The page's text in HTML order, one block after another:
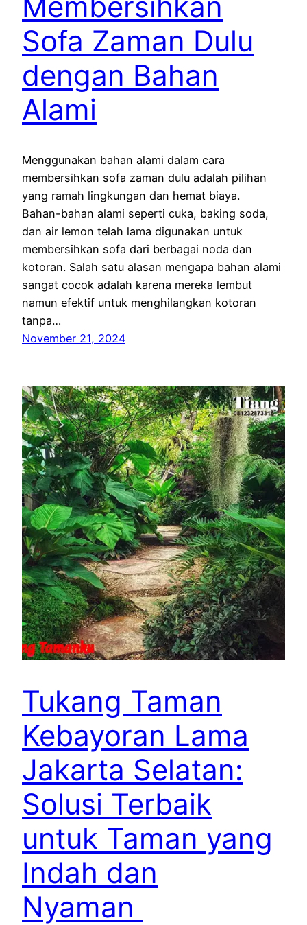
Sofa Zaman Dulu
dengan Bahan
Alami
Menggunakan bahan alami dalam cara
membersihkan sofa zaman dulu adalah pilihan
yang ramah lingkungan dan hemat biaya.
Bahan-bahan alami seperti cuka, baking soda,
dan air lemon telah lama digunakan untuk
membersihkan sofa dari berbagai noda dan
kotoran. Salah satu alasan mengapa bahan alami
sangat cocok adalah karena mereka lembut
namun efektif untuk menghilangkan kotoran
tanpa…
November 21, 2024
Tukang Taman
Kebayoran Lama
Jakarta Selatan:
Solusi Terbaik
untuk Taman yang
Indah dan
Nyaman